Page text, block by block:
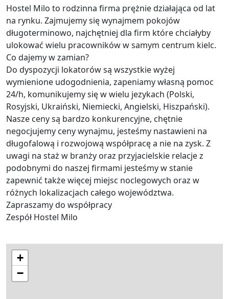
Hostel Milo to rodzinna firma prężnie działająca od lat
na rynku. Zajmujemy się wynajmem pokojów
długoterminowo, najchętniej dla firm które chciałyby
ulokować wielu pracowników w samym centrum kielc.
Co dajemy w zamian?
Do dyspozycji lokatorów są wszystkie wyżej
wymienione udogodnienia, zapeniamy własną pomoc
24/h, komunikujemy się w wielu jezykach (Polski,
Rosyjski, Ukraiński, Niemiecki, Angielski, Hiszpański).
Nasze ceny są bardzo konkurencyjne, chętnie
negocjujemy ceny wynajmu, jesteśmy nastawieni na
długofalową i rozwojową współpracę a nie na zysk. Z
uwagi na staż w branży oraz przyjacielskie relacje z
podobnymi do naszej firmami jesteśmy w stanie
zapewnić także więcej miejsc noclegowych oraz w
różnych lokalizacjach całego województwa.
Zapraszamy do współpracy
Zespół Hostel Milo
+
−